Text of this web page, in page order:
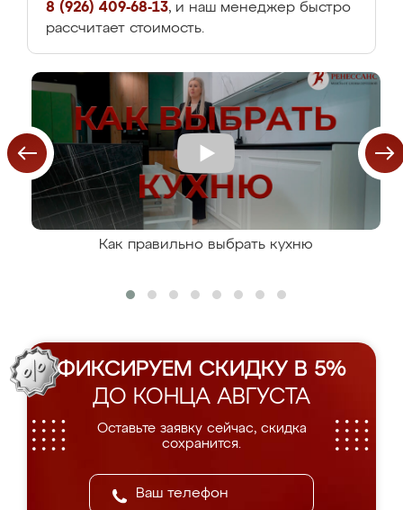
8 (926) 409-68-13, и наш менеджер быстро
рассчитает стоимость.
Как правильно выбрать кухню
ФИКСИРУЕМ СКИДКУ В 5%
ДО КОНЦА АВГУСТА
Оставьте заявку сейчас, скидка
сохранится.